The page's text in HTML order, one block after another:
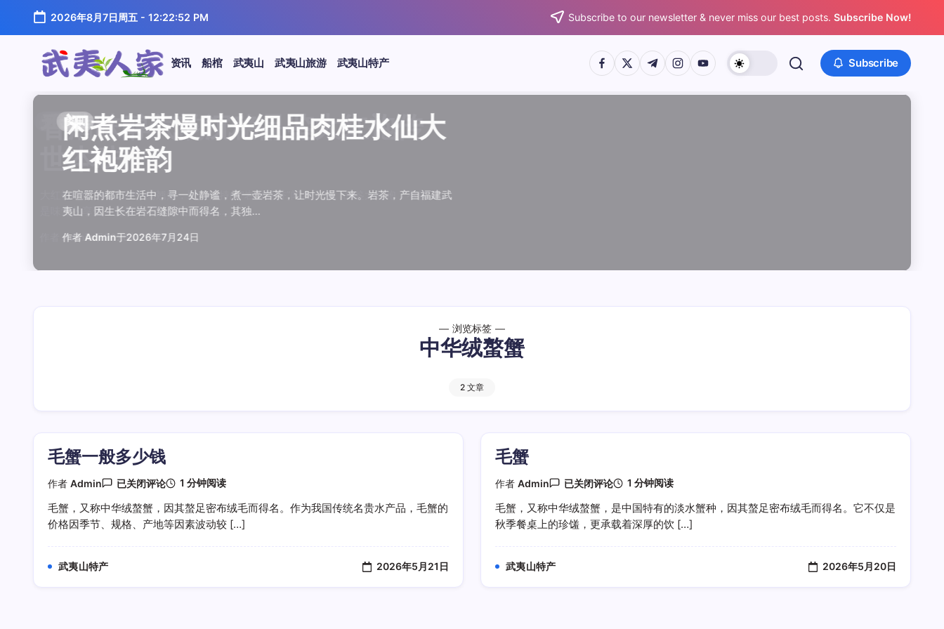
正
2026年8月7日周五- 12:22:52 PM Subscribe to our newsletter & never miss our best posts. Subscribe Now!
武
夷
资讯 船棺 武夷山 武夷山旅游 武夷山特产 https://www.facebook.com/
https://twitter.com/
https://t.me/
https://www.instagram.com/
https://youtube.com/ Subscribe
资讯
闲煮岩茶慢时光细品肉桂水仙大
红袍雅韵
在喧嚣的都市生活中，寻一处静谧，煮一壶岩茶，让时光慢下来。岩茶，产自福建武
夷山，因生长在岩石缝隙中而得名，其独…
作者 Admin于2026年7月24日
资讯
香清味醇气韵沉稳品鉴大红袍传
世本味
大红袍，作为乌龙茶中的翘楚，以其独特的“岩骨花香”闻名于世。品鉴大红袍，不仅
是味觉的享受，更是对茶文化底蕴的深…
作者 Admin于2026年7月23日
资讯
汤水顺滑底蕴绵长品鉴武夷水仙
温润质感
武夷水仙，作为乌龙茶中的经典品种，以其汤水顺滑、底蕴绵长而备受茶客青睐。品
鉴这款茶，仿佛在品味一段悠长的岁月，…
作者 Admin于2026年7月22日
资讯
唇齿留香久久不散品鉴武夷肉桂
独特魅力
武夷岩茶，素有“岩骨花香”之誉，而肉桂更是其中翘楚。其名源于香叶似肉桂，更因
其茶汤入口后，唇齿留香久久不散，令…
作者 Admin于2026年7月21日
资讯
岩韵浓淡各不同三款经典岩茶对
比品鉴
岩茶，作为乌龙茶中的瑰宝，以其独特的“岩韵”闻名于世。所谓岩韵，是茶叶在武夷
山丹霞地貌中吸收岩石矿物精华后形成…
作者 Admin于2026年7月20日
资讯
观汤色赏叶底全面品鉴肉桂水仙
大红袍
品鉴武夷岩茶，观汤色与赏叶底是关键环节。肉桂、水仙、大红袍作为岩茶代表，其
汤色与叶底各具特色，折射出工艺与山场…
作者 Admin于2026年7月19日
资讯
闲煮岩茶慢时光细品肉桂水仙大
红袍雅韵
在喧嚣的都市生活中，寻一处静谧，煮一壶岩茶，让时光慢下来。岩茶，产自福建武
夷山，因生长在岩石缝隙中而得名，其独…
作者 Admin于2026年7月24日
资讯
香清味醇气韵沉稳品鉴大红袍传
世本味
大红袍，作为乌龙茶中的翘楚，以其独特的“岩骨花香”闻名于世。品鉴大红袍，不仅
是味觉的享受，更是对茶文化底蕴的深…
作者 Admin于2026年7月23日
资讯汤水顺滑底蕴绵长品鉴武夷水仙
温润质感
武夷水仙，作为乌龙茶中的经典品种，以其汤水顺滑、底蕴绵长而备受茶客青睐。品
鉴这款茶，仿佛在品味一段悠长的岁月，…
Admin于2026年7月22日
资讯唇齿留香久久不散品鉴武夷肉桂
独特魅力
武夷岩茶，素有“岩骨花香”之誉，而肉桂更是其中翘楚。其名源于香叶似肉桂，更因
其茶汤入口后，唇齿留香久久不散，令…
Admin于2026年7月21日
资讯岩韵浓淡各不同三款经典岩茶对
比品鉴
岩茶，作为乌龙茶中的瑰宝，以其独特的“岩韵”闻名于世。所谓岩韵，是茶叶在武夷
山丹霞地貌中吸收岩石矿物精华后形成…
Admin于2026年7月20日
资讯观汤色赏叶底全面品鉴肉桂水仙
大红袍
品鉴武夷岩茶，观汤色与赏叶底是关键环节。肉桂、水仙、大红袍作为岩茶代表，其
汤色与叶底各具特色，折射出工艺与山场…
Admin于2026年7月19日
资讯闲煮岩茶慢时光细品肉桂水仙大
红袍雅韵
在喧嚣的都市生活中，寻一处静谧，煮一壶岩茶，让时光慢下来。岩茶，产自福建武
夷山，因生长在岩石缝隙中而得名，其独…
Admin于2026年7月24日
资讯香清味醇气韵沉稳品鉴大红袍传
世本味
大红袍，作为乌龙茶中的翘楚，以其独特的“岩骨花香”闻名于世。品鉴大红袍，不仅
是味觉的享受，更是对茶文化底蕴的深…
Admin于2026年7月23日
资讯汤水顺滑底蕴绵长品鉴武夷水仙
温润质感
武夷水仙，作为乌龙茶中的经典品种，以其汤水顺滑、底蕴绵长而备受茶客青睐。品
鉴这款茶，仿佛在品味一段悠长的岁月，…
Admin于2026年7月22日
资讯唇齿留香久久不散品鉴武夷肉桂
独特魅力
武夷岩茶，素有“岩骨花香”之誉，而肉桂更是其中翘楚。其名源于香叶似肉桂，更因
其茶汤入口后，唇齿留香久久不散，令…
Admin于2026年7月21日
资讯岩韵浓淡各不同三款经典岩茶对
比品鉴
岩茶，作为乌龙茶中的瑰宝，以其独特的“岩韵”闻名于世。所谓岩韵，是茶叶在武夷
山丹霞地貌中吸收岩石矿物精华后形成…
Admin于2026年7月20日
资讯观汤色赏叶底全面品鉴肉桂水仙
大红袍
品鉴武夷岩茶，观汤色与赏叶底是关键环节。肉桂、水仙、大红袍作为岩茶代表，其
汤色与叶底各具特色，折射出工艺与山场…
Admin于2026年7月19日
浏览标签
中华绒螯蟹
2 文章
毛蟹一般多少钱
作者 Admin
毛
一
般
多
已关闭评论 1 分钟阅读
毛蟹，又称中华绒螯蟹，因其螯足密布绒毛而得名。作为我国传统名贵水产品，毛蟹的
价格因季节、规格、产地等因素波动较 […]
武夷山特产 2026年5月21日
毛蟹
作者 Admin
毛
已关闭评论 1 分钟阅读
毛蟹，又称中华绒螯蟹，是中国特有的淡水蟹种，因其螯足密布绒毛而得名。它不仅是
秋季餐桌上的珍馐，更承载着深厚的饮 […]
武夷山特产 2026年5月20日